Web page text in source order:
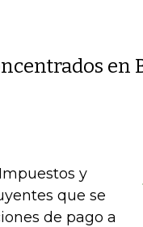
en
y
que se
de pago a